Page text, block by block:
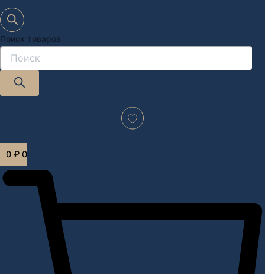
Поиск товаров
0 ₽ 0
Дизайн-проект "под ключ" в Москве